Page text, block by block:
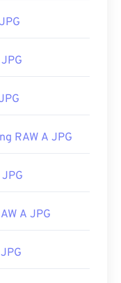
"Apri con"
sui browser
applicazioni
RAW A JPG
A JPG